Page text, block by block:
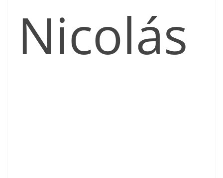
Nicolás